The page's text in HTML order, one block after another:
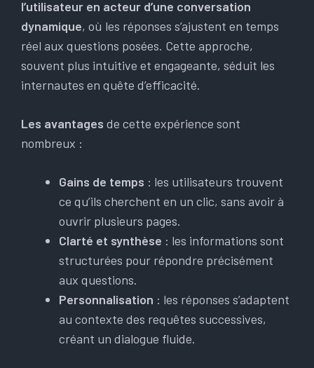
l’utilisateur en acteur d’une conversation
dynamique, où les réponses s’ajustent en temps
réel aux questions posées. Cette approche,
souvent plus intuitive et engageante, séduit les
internautes en quête d’efficacité.
Les avantages de cette expérience sont
nombreux :
Gains de temps : les utilisateurs trouvent
ce qu’ils cherchent en un clic, sans avoir à
ouvrir plusieurs pages.
Clarté et synthèse : les informations sont
structurées pour répondre précisément
aux questions.
Personnalisation : les réponses s’adaptent
au contexte des requêtes successives,
créant un dialogue fluide.